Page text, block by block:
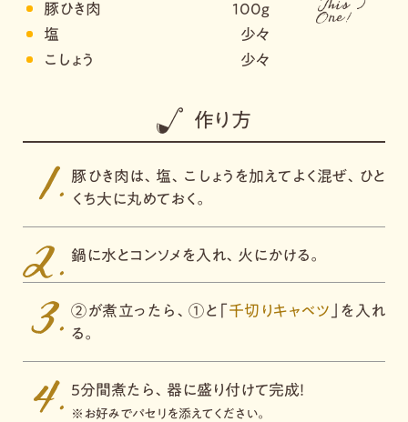
豚ひき肉
100g
塩
少々
こしょう
少々
作り方
豚ひき肉は、塩、こしょうを加えてよく混ぜ、ひと
くち大に丸めておく。
鍋に水とコンソメを入れ、火にかける。
②が煮立ったら、①と「 千切りキャベツ
」を入れ
る。
5分間煮たら、器に盛り付けて完成！
※お好みでパセリを添えてください。